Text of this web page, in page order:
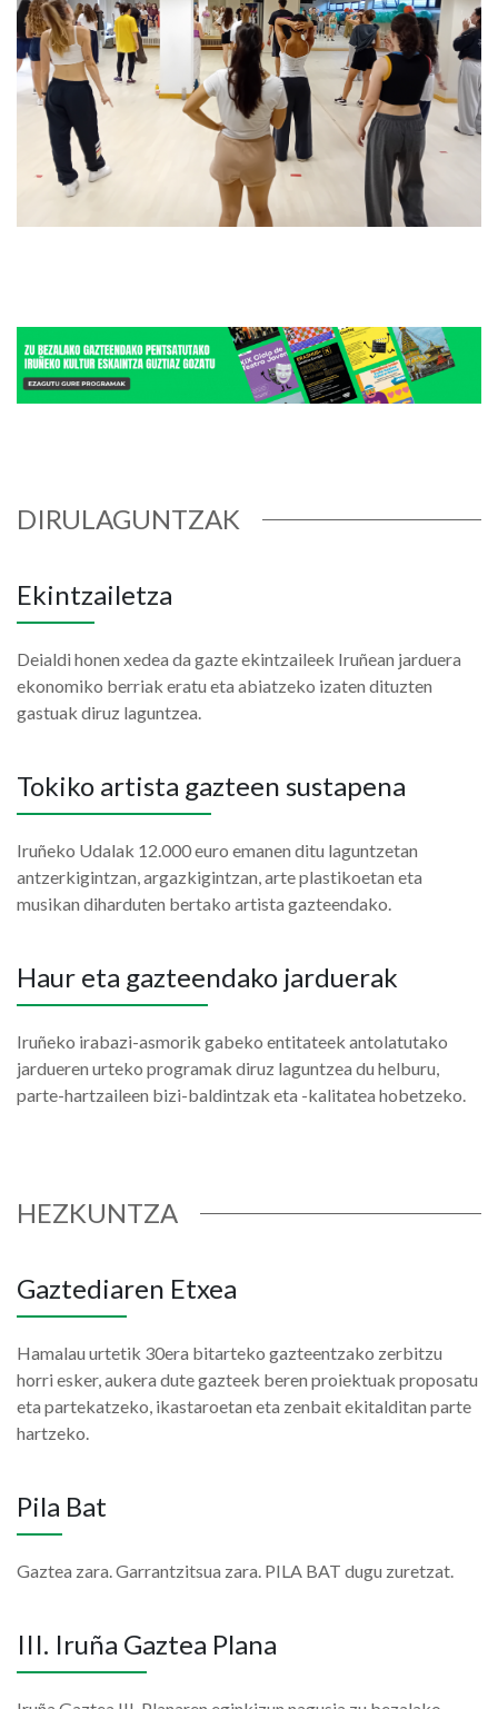
DIRULAGUNTZAK
Ekintzailetza
Deialdi honen xedea da gazte ekintzaileek Iruñean jarduera
ekonomiko berriak eratu eta abiatzeko izaten dituzten
gastuak diruz laguntzea.
Tokiko artista gazteen sustapena
Iruñeko Udalak 12.000 euro emanen ditu laguntzetan
antzerkigintzan, argazkigintzan, arte plastikoetan eta
musikan diharduten bertako artista gazteendako.
Haur eta gazteendako jarduerak
Iruñeko irabazi-asmorik gabeko entitateek antolatutako
jardueren urteko programak diruz laguntzea du helburu,
parte-hartzaileen bizi-baldintzak eta -kalitatea hobetzeko.
HEZKUNTZA
Gaztediaren Etxea
Hamalau urtetik 30era bitarteko gazteentzako zerbitzu
horri esker, aukera dute gazteek beren proiektuak proposatu
eta partekatzeko, ikastaroetan eta zenbait ekitalditan parte
hartzeko.
Pila Bat
Gaztea zara. Garrantzitsua zara. PILA BAT dugu zuretzat.
III. Iruña Gaztea Plana